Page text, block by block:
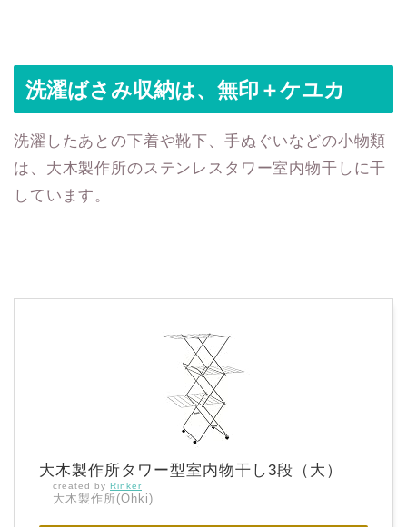
洗濯ばさみ収納は、無印＋ケユカ
洗濯したあとの下着や靴下、手ぬぐいなどの小物類
は、大木製作所のステンレスタワー室内物干しに干
しています。
大木製作所タワー型室内物干し3段（大）
created by Rinker
大木製作所(Ohki)